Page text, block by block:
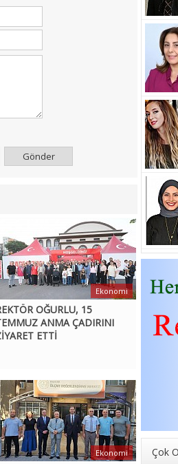
Çok
Gönder
OĞURLU, 15
ANMA ÇADIRINI
ETTİ
Ekonomi
Ekonomi